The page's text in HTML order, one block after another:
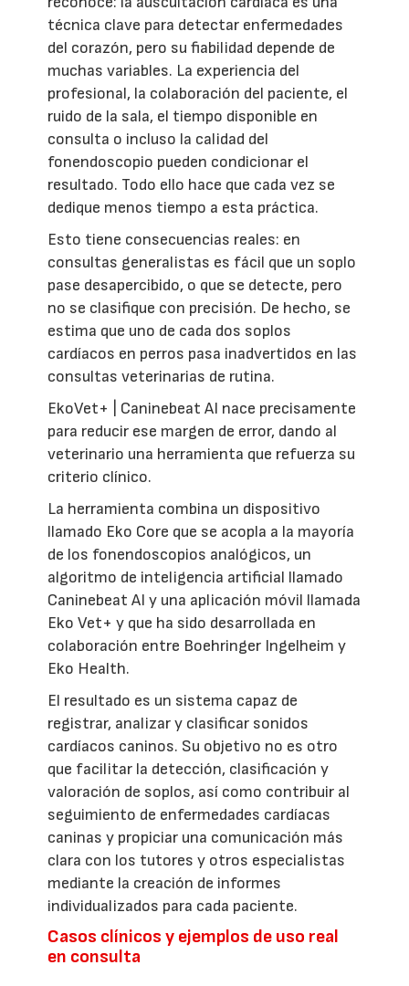
técnica clave para detectar enfermedades
del corazón, pero su fiabilidad depende de
muchas variables. La experiencia del
profesional, la colaboración del paciente, el
ruido de la sala, el tiempo disponible en
consulta o incluso la calidad del
fonendoscopio pueden condicionar el
resultado. Todo ello hace que cada vez se
dedique menos tiempo a esta práctica.
Esto tiene consecuencias reales: en
consultas generalistas es fácil que un soplo
pase desapercibido, o que se detecte, pero
no se clasifique con precisión. De hecho, se
estima que uno de cada dos soplos
cardíacos en perros pasa inadvertidos en las
consultas veterinarias de rutina.
EkoVet+ | Caninebeat AI nace precisamente
para reducir ese margen de error, dando al
veterinario una herramienta que refuerza su
criterio clínico.
La herramienta combina un dispositivo
llamado Eko Core que se acopla a la mayoría
de los fonendoscopios analógicos, un
algoritmo de inteligencia artificial llamado
Caninebeat AI y una aplicación móvil llamada
Eko Vet+ y que ha sido desarrollada en
colaboración entre Boehringer Ingelheim y
Eko Health.
El resultado es un sistema capaz de
registrar, analizar y clasificar sonidos
cardíacos caninos. Su objetivo no es otro
que facilitar la detección, clasificación y
valoración de soplos, así como contribuir al
seguimiento de enfermedades cardíacas
caninas y propiciar una comunicación más
clara con los tutores y otros especialistas
mediante la creación de informes
individualizados para cada paciente.
Casos clínicos y ejemplos de uso real
en consulta